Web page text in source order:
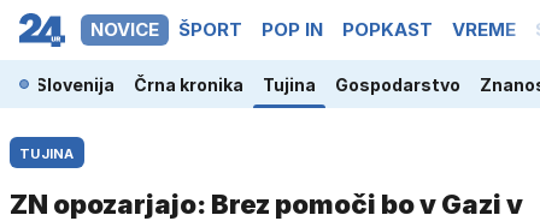
NOVICE ŠPORT POP IN POPKAST VREME
Slovenija Črna kronika Tujina Gospodarstvo
TUJINA
ZN opozarjajo: Brez pomoči bo v Gazi v